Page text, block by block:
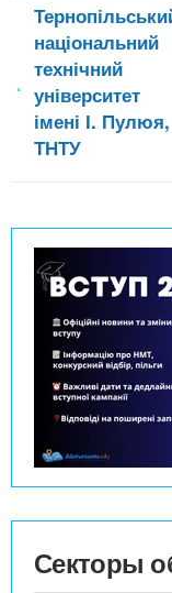
національний
технічний
університет
імені І. Пулюя,
ТНТУ
Секторы